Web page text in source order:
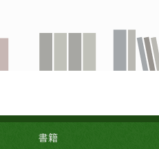
書籍